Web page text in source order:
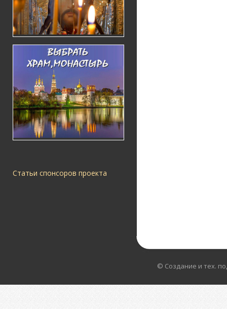
Статьи спонсоров проекта
© Создание и тех.